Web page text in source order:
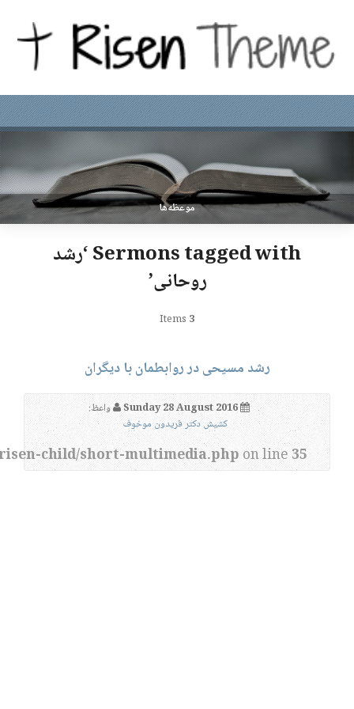
موعظه‌ها
Sermons tagged with ‘رشد
روحانی’
3
رشد مسیحی در روابطمان با دیگران
Sunday 28 August 2016
واعظ:
کشیش دکتر فریدون موخوف
child/short-multimedia.php on line 35